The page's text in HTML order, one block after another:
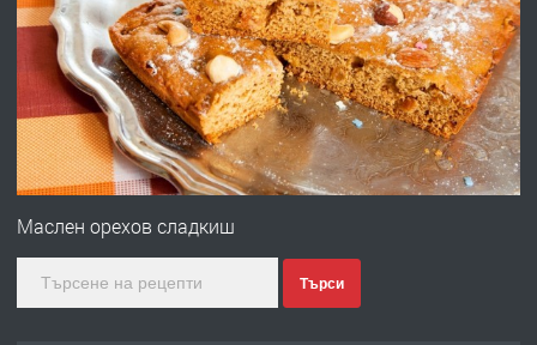
ПРЕДЛАГА
Професионална броячна машина -
със сертификат от ЕЦБ
преди 1 година
ПРЕДЛАГА
Професионална зеленчукорезачка
Маслен орехов сладкиш
Търси